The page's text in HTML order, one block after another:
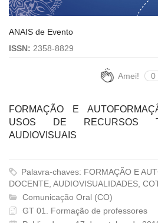
ANAIS de Evento
ISSN: 2358-8829
Amei! 0
FORMAÇÃO E
USOS DE RECURSOS
AUDIOVISUAIS
Palavra-chaves: FORMAÇÃO E
DOCENTE, AUDIOVISUALIDADES,
Comunicação Oral (CO)
GT 01. Formação de professores